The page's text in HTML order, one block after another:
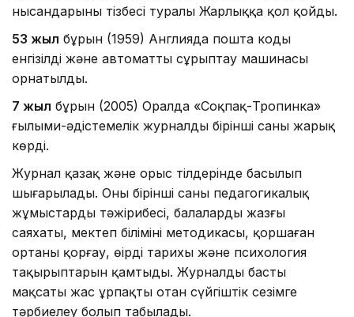
нысандарының тізбесі туралы Жарлыққа қол қойды.
53 жыл бұрын (1959) Англияда пошта коды
енгізілді және автоматты сұрыптау машинасы
орнатылды.
7 жыл бұрын (2005) Оралда «Соқпақ-Тропинка»
ғылыми-әдiстемелiк журналдың бiрiншi саны жарық
көрді.
Журнал қазақ және орыс тілдерінде басылып
шығарылады. Оның бірінші саны педагогикалық
жұмыстардың тәжірибесі, балалардың жазғы
саяхаты, мектеп білімінің методикасы, қоршаған
ортаны қорғау, өңірдің тарихы және психология
тақырыптарын қамтыды. Журналдың басты
мақсаты жас ұрпақты отан сүйгіштік сезімге
тәрбиелеу болып табылады.